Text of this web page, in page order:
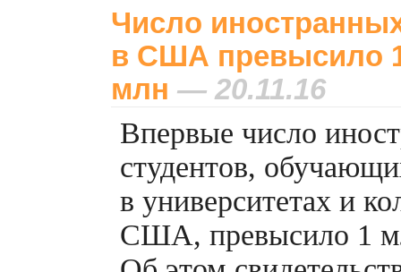
Число
в США превысило
млн — 20.11.16
Впервые число
студентов,
в университетах и
США, превысило 1